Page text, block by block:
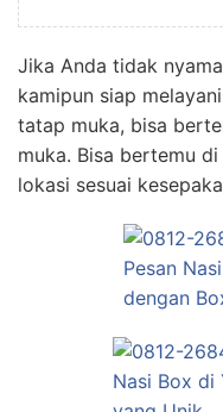
Jika Anda tidak
kamipun siap
tatap muka, bisa
muka. Bisa bertemu
lokasi sesuai